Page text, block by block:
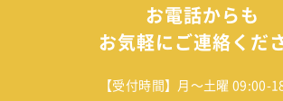
お電話からも
お気軽にご連絡くだ
【受付時間】月～土曜 09:00-